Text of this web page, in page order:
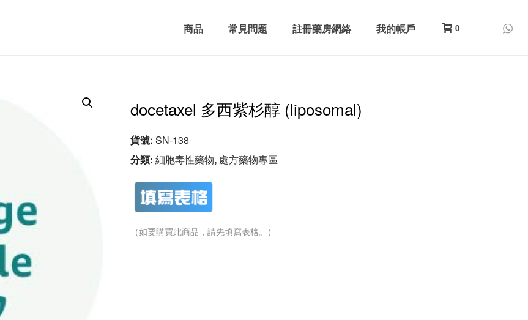
商品 常見問題 註冊藥房網絡 我的帳戶 0
docetaxel 多西紫杉醇 (liposomal)
貨號: SN-138
分類: 細胞毒性藥物, 處方藥物專區
（如要購買此商品，請先填寫表格。）